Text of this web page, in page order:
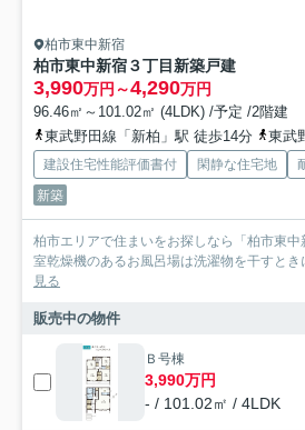
柏市東中新宿
柏市東中新宿３丁目新築戸建
3,990万円～4,290万円
96.46㎡～101.02㎡ (4LDK) /予定 /2階建
東武野田線「新柏」駅 徒歩14分
東武
建設住宅性能評価書付 閑静な住宅地
新築
柏市エリアで住まいをお探しなら「柏市東
室乾燥機のあるお風呂場は洗濯物を干すとき
見る
販売中の物件
Ｂ号棟
3,990万円
- / 101.02㎡ / 4LDK